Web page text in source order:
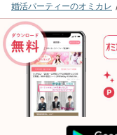
婚活パーティーのオミカレ